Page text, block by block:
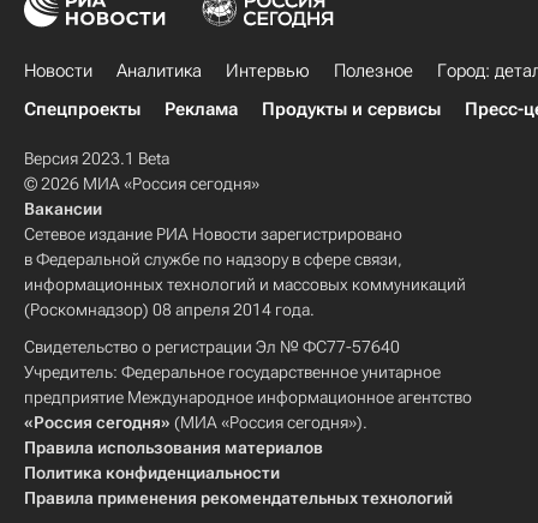
Новости Аналитика Интервью Полезное
Город:
Спецпроекты
Реклама Продукты и сервисы Пресс-
Версия 2023.1 Beta
© 2026 МИА «Россия сегодня»
Вакансии
Сетевое издание РИА Новости зарегистрировано
в Федеральной службе по надзору в сфере связи,
информационных технологий и массовых коммуникаций
(Роскомнадзор) 08 апреля 2014 года.
Свидетельство о регистрации Эл № ФС77-57640
Учредитель: Федеральное государственное унитарное
предприятие Международное информационное агентство
«Россия сегодня» (МИА «Россия сегодня»).
Правила использования материалов
Политика конфиденциальности
Правила применения рекомендательных технологий